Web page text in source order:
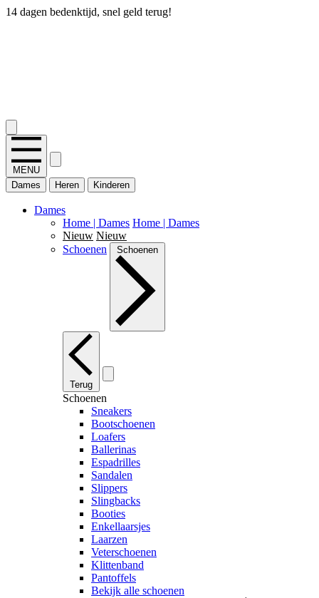
14 dagen bedenktijd, snel geld terug!
MENU
Dames
Heren Kinderen
Dames
Home | Dames Home | Dames
Nieuw Nieuw
Schoenen
Schoenen
Terug
Schoenen
Sneakers
Bootschoenen
Loafers
Ballerinas
Espadrilles
Sandalen
Slippers
Slingbacks
Booties
Enkellaarsjes
Laarzen
Veterschoenen
Klittenband
Pantoffels
Bekijk alle schoenen